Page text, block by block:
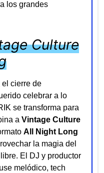
los grandes
Culture
cierre de
celebrar a lo
se transforma para
a Vintage Culture
All Night Long
la magia del
El DJ y productor
melódico, tech